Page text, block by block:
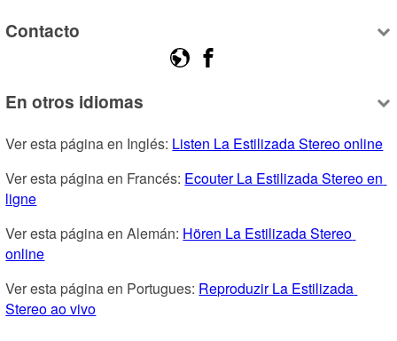
Contacto
En otros idiomas
Ver esta página en Inglés: Listen La Estilizada Stereo online
Ver esta página en Francés: Ecouter La Estilizada Stereo en
ligne
Ver esta página en Alemán: Hören La Estilizada Stereo
online
Ver esta página en Portugues: Reproduzir La Estilizada
Stereo ao vivo